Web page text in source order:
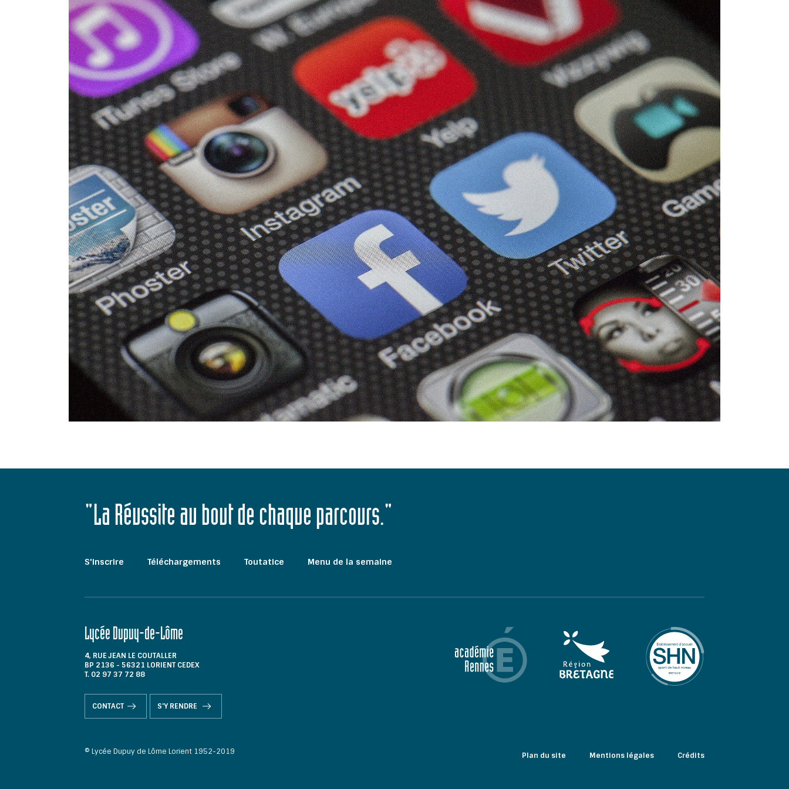
"La Réussite au bout de chaque parcours."
S'inscrire Téléchargements Toutatice Menu de la semaine
Lycée Dupuy-de-Lôme
4, RUE JEAN LE COUTALLER
BP 2136 - 56321 LORIENT CEDEX
T. 02 97 37 72 88
CONTACT S'Y RENDRE
© Lycée Dupuy de Lôme Lorient 1952-2019 Plan du site Mentions légales Crédits